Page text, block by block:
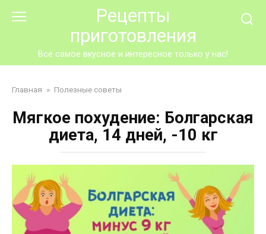
Рецепты
приготовления
Все самое вкусное и интересное только у нас!
Главная » Полезные советы
Мягкое похудение: Болгарская
диета, 14 дней, -10 кг